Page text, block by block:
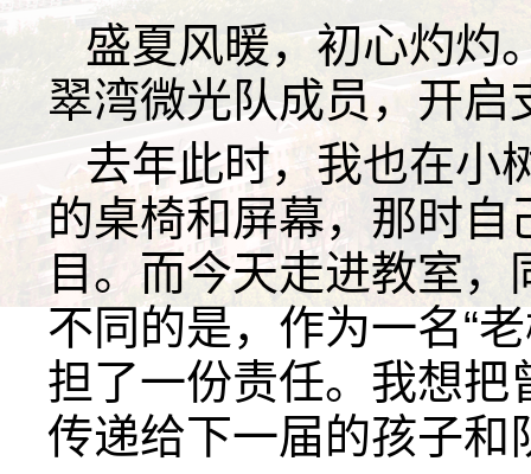
盛夏风暖，初心灼灼
翠湾微光队成员，开启
去年此时，我也在小
的桌椅和屏幕，那时自
目。而今天走进教室
不同的是，作为一名“
担了一份责任。我想把
传递给下一届的孩子和